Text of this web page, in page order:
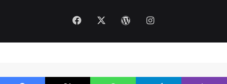
Facebook WordPressInstagram